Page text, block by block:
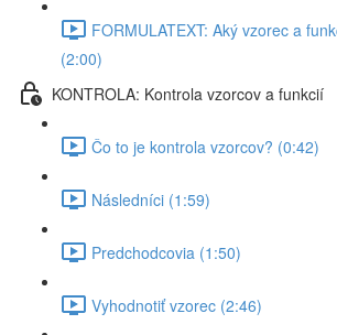
FORMULATEXT: Aký vzorec a
(2:00)
KONTROLA: Kontrola vzorcov a funkcií
Čo to je kontrola vzorcov? (0:42)
Následníci (1:59)
Predchodcovia (1:50)
Vyhodnotiť vzorec (2:46)